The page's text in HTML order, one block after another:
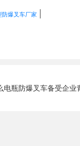
防爆叉车厂家 |
电瓶防爆叉车备受企业